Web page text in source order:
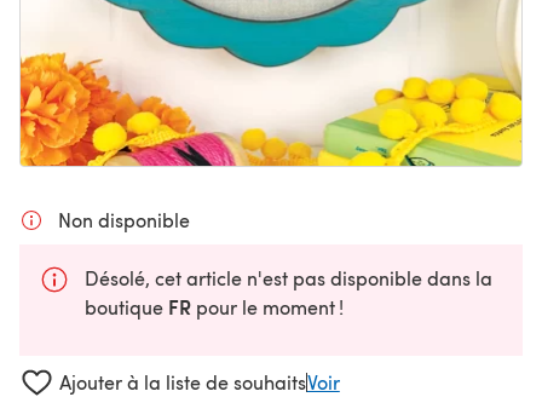
Non disponible
Désolé, cet article n'est pas disponible dans la
boutique FR pour le moment !
Ajouter à la liste de souhaitsVoir